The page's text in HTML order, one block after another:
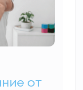
от